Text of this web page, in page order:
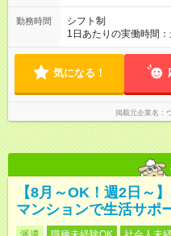
勤務時間
シフト制
1日あたりの実働時間
日7.5時間の勤務 ☆週4
気になる！
掲載元企業名
【8月～OK！週2日～
マンションで生活サポ